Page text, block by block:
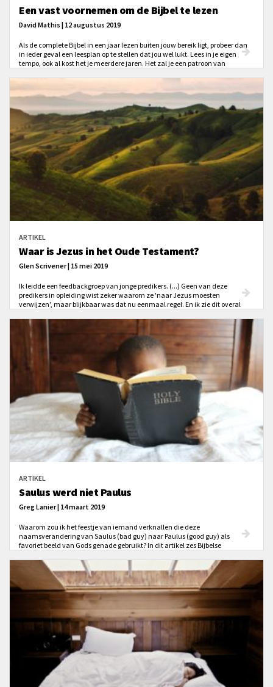
Een vast voornemen om de Bijbel te lezen
David Mathis | 12 augustus 2019
Als de complete Bijbel in een jaar lezen buiten jouw bereik ligt, probeer dan
in ieder geval een leesplan op te stellen dat jou wel lukt. Lees in je eigen
tempo, ook al kost het je meerdere jaren. Het zal je een patroon van
bemoediging geven dat je de hele Bijbel hebt gelezen. En je hebt dan op z'n
minst een glimp gezien van Gods volle schriftelijke openbaring aan ons.
ARTIKEL
Waar is Jezus in het Oude Testament?
Glen Scrivener | 15 mei 2019
Ik leidde een feedbackgroep van jonge predikers. (...) Geen van deze
predikers in opleiding wist zeker waarom ze 'naar Jezus moesten
verwijzen', maar blijkbaar was dat nu eenmaal regel. En ik zie dit overal
de Heilige Schrift, maar weten eigenlijk niet goed waarom en hoe dat dan
moet. Die overgang naar Jezus vanuit het Oude Testament lijkt een
krakende versnelling. Maar is dat ook zo?
ARTIKEL
Saulus werd niet Paulus
Greg Lanier | 14 maart 2019
Waarom zou ik het feestje van iemand verknallen die deze
naamsverandering van Saulus (bad guy) naar Paulus (good guy) als
favoriet beeld van Gods genade gebruikt? In dit artikel zes Bijbelse
wél een probleem is!